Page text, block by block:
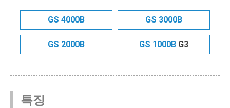
GS 4000B GS 3000B
GS 2000B GS 1000B G3
특징